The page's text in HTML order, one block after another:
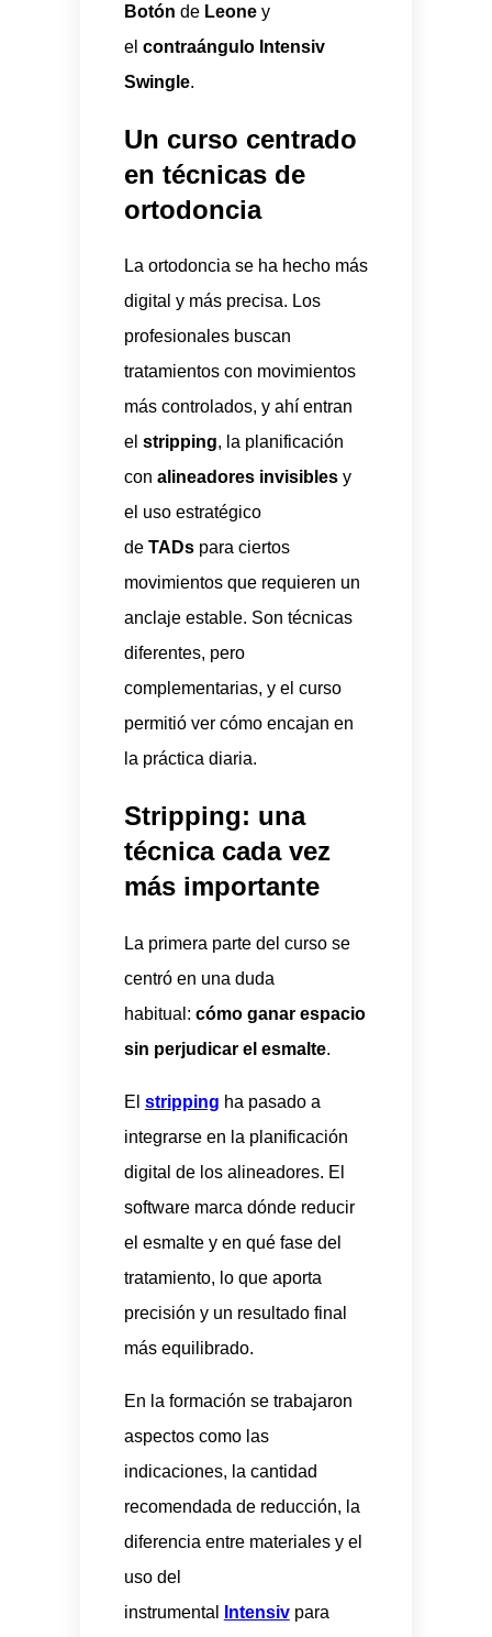
Botón de Leoney
el contraángulo Intensiv
Swingle.
Un curso centrado
en técnicas de
ortodoncia
La ortodoncia se ha hecho más
digital y más precisa. Los
profesionales buscan
tratamientos con movimientos
más controlados, y ahí entran
el stripping, la planificación
con alineadores invisiblesy
el uso estratégico
de TADspara ciertos
movimientos que requieren un
anclaje estable. Son técnicas
diferentes, pero
complementarias, y el curso
permitió ver cómo encajan en
la práctica diaria.
Stripping: una
técnica cada vez
más importante
La primera parte del curso se
centró en una duda
habitual: cómo ganar espacio
sin perjudicar el esmalte.
El stripping ha pasado a
integrarse en la planificación
digital de los alineadores. El
software marca dónde reducir
el esmalte y en qué fase del
tratamiento, lo que aporta
precisión y un resultado final
más equilibrado.
En la formación se trabajaron
aspectos como las
indicaciones, la cantidad
recomendada de reducción, la
diferencia entre materiales y el
uso del
instrumental
Intensivpara